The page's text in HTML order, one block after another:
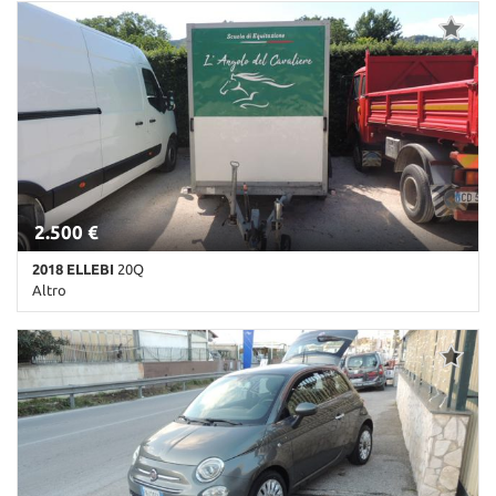
2.500 €
2018 ELLEBI 20Q
Altro
Km non disponibile • Cambio Altro • Bianco pastello